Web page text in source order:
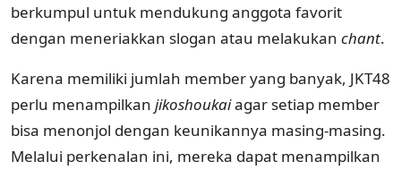
berkumpul untuk mendukung anggota favorit
dengan meneriakkan slogan atau melakukan chant.
Karena memiliki jumlah member yang banyak, JKT48
perlu menampilkan jikoshoukaiagar setiap member
bisa menonjol dengan keunikannya masing-masing.
Melalui perkenalan ini, mereka dapat menampilkan